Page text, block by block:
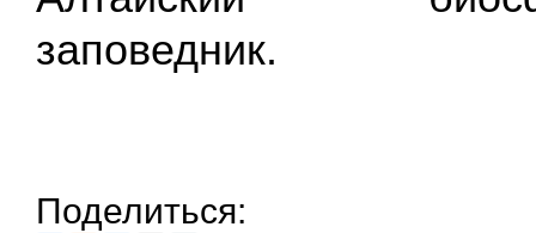
заповедник.
Поделиться: